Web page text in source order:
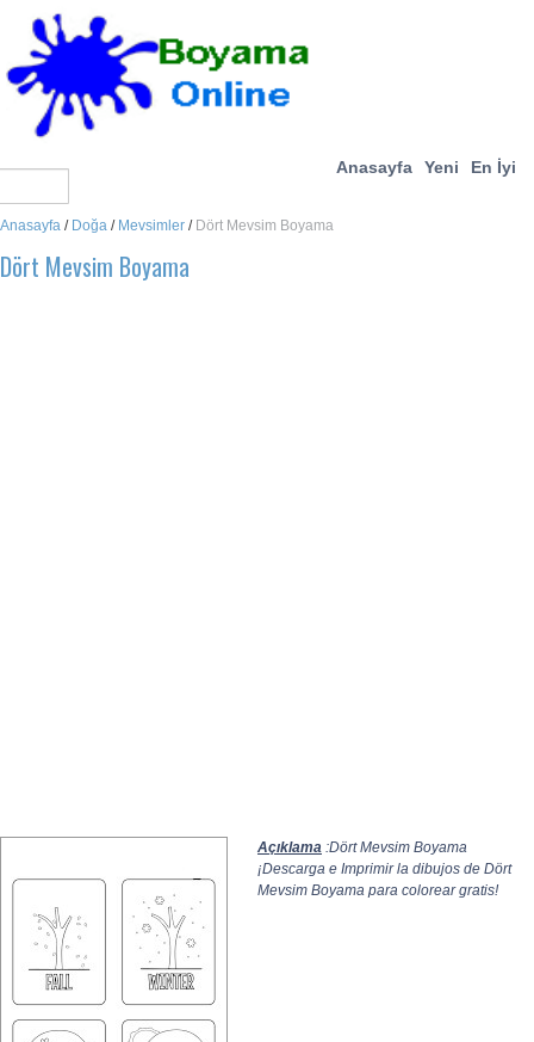
Anasayfa Yeni En İyi
Anasayfa / Doğa / Mevsimler / Dört Mevsim Boyama
Dört Mevsim Boyama
Açıklama :Dört Mevsim Boyama
¡Descarga e Imprimir la dibujos de Dört
Mevsim Boyama para colorear gratis!